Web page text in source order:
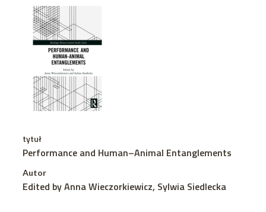
tytuł
Performance and Human–Animal Entanglements
Autor
Edited by Anna Wieczorkiewicz, Sylwia Siedlecka